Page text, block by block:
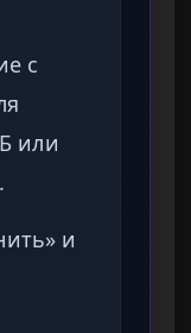
с
или
и